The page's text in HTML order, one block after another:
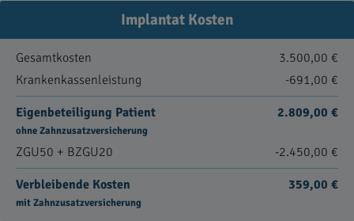
Implantat Kosten
Gesamtkosten
3.500,00 €
Krankenkassenleistung
-691,00 €
Eigenbeteiligung Patient
ohne Zahnzusatzversicherung
2.809,00 €
ZGU50 + BZGU20 -2.450,00 €
Verbleibende Kosten
mit Zahnzusatzversicherung
359,00 €